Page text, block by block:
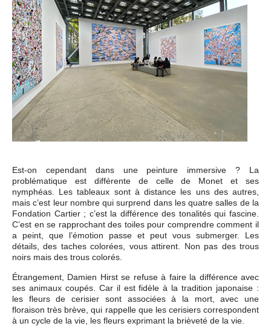
Est-on cependant dans une peinture immersive ? La
problématique est différente de celle de Monet et ses
nymphéas. Les tableaux sont à distance les uns des autres,
mais c’est leur nombre qui surprend dans les quatre salles de la
Fondation Cartier ; c’est la différence des tonalités qui fascine.
C’est en se rapprochant des toiles pour comprendre comment il
a peint, que l’émotion passe et peut vous submerger. Les
détails, des taches colorées, vous attirent. Non pas des trous
noirs mais des trous colorés.
Étrangement, Damien Hirst se refuse à faire la différence avec
ses animaux coupés. Car il est fidèle à la tradition japonaise :
les fleurs de cerisier sont associées à la mort, avec une
floraison très brève, qui rappelle que les cerisiers correspondent
à un cycle de la vie, les fleurs exprimant la brièveté de la vie.